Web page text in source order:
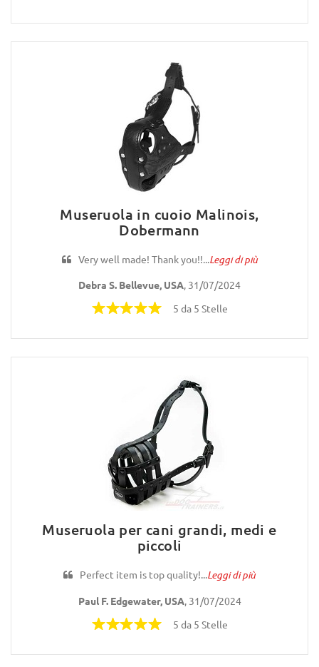
Museruola in cuoio Malinois,
Dobermann
Very well made! Thank you!!... Leggi di più
Debra S. Bellevue, USA, 31/07/2024
5 da 5 Stelle
Museruola per cani grandi, medi e
piccoli
Perfect item is top quality!...Leggi di più
Paul F. Edgewater, USA, 31/07/2024
5 da 5 Stelle